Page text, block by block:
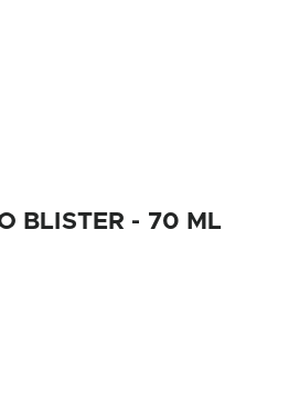
BLISTER - 70 ML